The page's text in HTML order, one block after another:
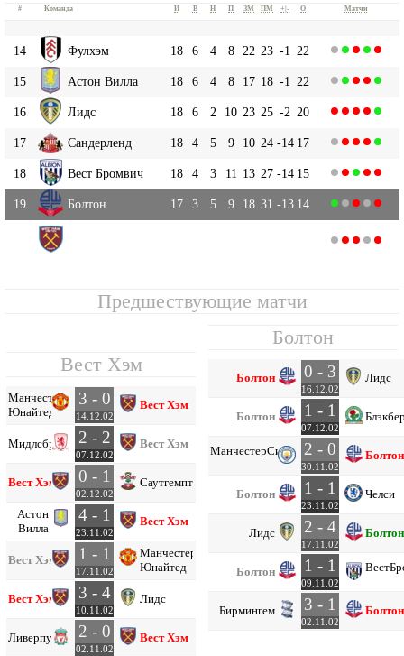
# Команда И В Н П ЗМ ПМ +|- О Матчи
14
Фулхэм 18 6 4 8 22 23 -1 22
15 Астон Вилла 18 6 4 8 17 18 -1 22
16 Лидс 18 6 2 10 23 25 -2 20
17 Сандерленд 18 4 5 9 10 24 -14 17
18 Вест Бромвич 18 4 3 11 13 27 -14 15
19 Болтон 17 3 5 9 18 31 -13 14
Предшествующие матчи
Вест Хэм
Манчестер
Юнайтед
3 - 0
14.12.02
Вест Хэм
Мидлсбро 2 - 2
07.12.02
Вест Хэм
Вест Хэм 0 - 1
02.12.02
Саутгемптон
Астон
Вилла
4 - 1
23.11.02
Вест Хэм
Вест Хэм 1 - 1
17.11.02
Манчестер
Юнайтед
Вест Хэм 3 - 4
10.11.02
Лидс
Ливерпуль 2 - 0
02.11.02
Вест Хэм
Болтон
Болтон 0 - 3
16.12.02
Лидс
Болтон 1 - 1
07.12.02
МанчестерСити 2 - 0
30.11.02
Болтон
Болтон 1 - 1
23.11.02
Челси
Лидс 2 - 4
17.11.02
Болтон
Болтон 1 - 1
09.11.02
Вест
Бирмингем 3 - 1
02.11.02
Болтон